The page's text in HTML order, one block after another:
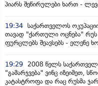
პიარს შეწირულები ხართ -
19:34 საქართველოს
თავად "ქართული ოცნება" რუს
ფურცლებს შეავსებს - ელენე
19:29
2008 წელს
"გამარჯვება" ვინც იზეიმეთ,
კატასტროფა და რაც რუსმა